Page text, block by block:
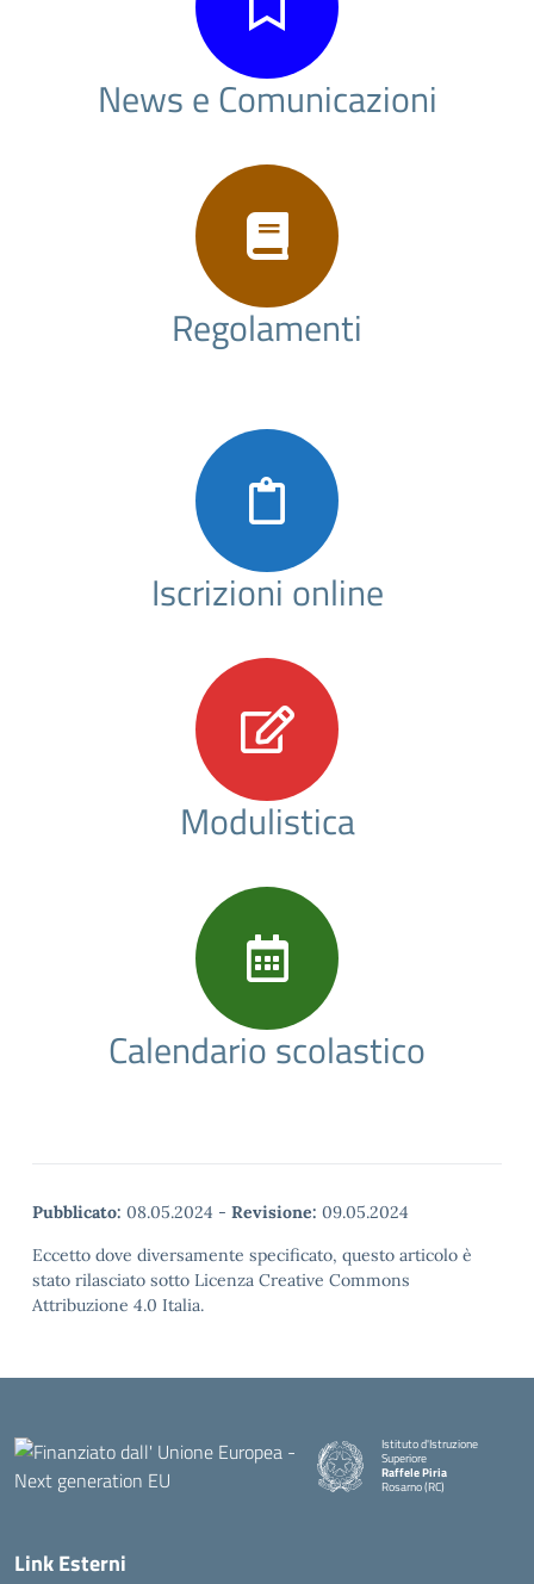
News e Comunicazioni
Regolamenti
Iscrizioni online
Modulistica
Calendario scolastico
Pubblicato: 08.05.2024 - Revisione: 09.05.2024
Eccetto dove diversamente specificato, questo articolo è
stato rilasciato sotto Licenza Creative Commons
Attribuzione 4.0 Italia.
Istituto d'Istruzione
Superiore
Raffele Piria
Rosarno (RC)
Link Esterni